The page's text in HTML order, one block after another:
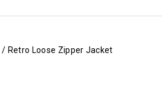
/ Retro Loose Zipper Jacket